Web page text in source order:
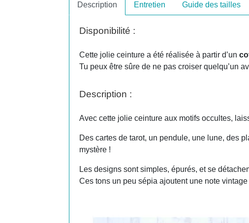
Description Entretien Guide des tailles
Disponibilité :
Cette jolie ceinture a été réalisée à partir d’un
Tu peux être sûre de ne pas croiser quelqu’un
Description :
Avec cette jolie ceinture aux motifs occultes,
Des cartes de tarot, un pendule, une lune, des
mystère !
Les designs sont simples, épurés, et se
Ces tons un peu sépia ajoutent une note